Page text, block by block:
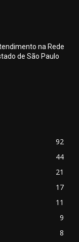
na Rede
de São Paulo
92
44
21
17
11
9
8